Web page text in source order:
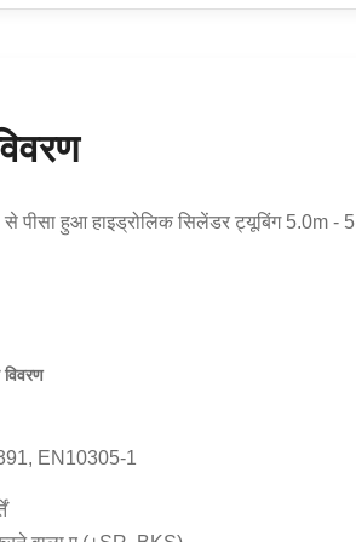
पीसा हुआ हाइड्रोलिक सिलेंडर ट्यूबिंग 5.0m -
विवरण
EN10305-1